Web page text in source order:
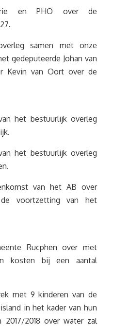
en PHO over de
samen met onze
gedeputeerde Johan van
Kevin van Oort over de
het bestuurlijk overleg
het bestuurlijk overleg
van het AB over
de voortzetting van het
Rucphen over met
kosten bij een aantal
met 9 kinderen van de
in het kader van hun
2017/2018 over water zal